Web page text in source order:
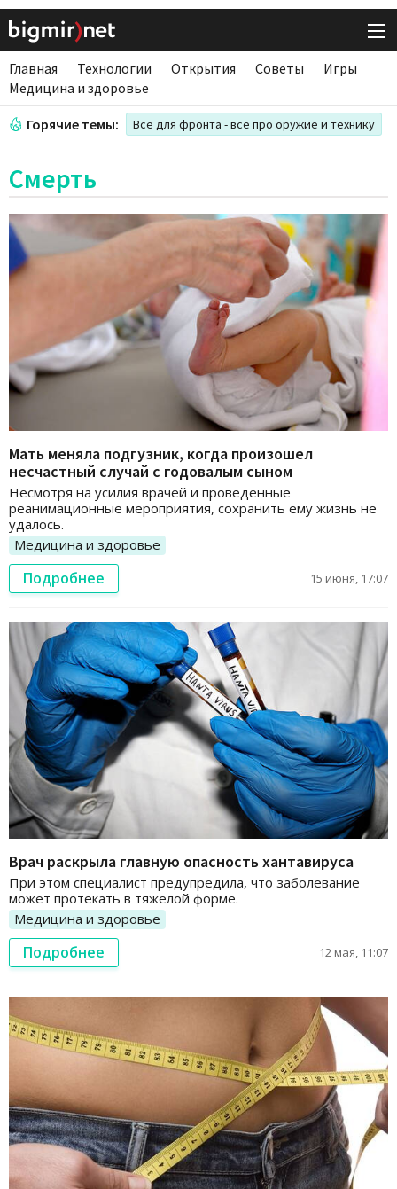
Главная Технологии Открытия Советы
Игры
Медицина и здоровье
Горячие темы: Все для фронта - все про оружие и технику
Смерть
Мать меняла подгузник, когда произошел
несчастный случай с годовалым сыном
Несмотря на усилия врачей и проведенные
реанимационные мероприятия, сохранить ему жизнь не
удалось.
Медицина и здоровье
Подробнее 15 июня, 17:07
Врач раскрыла главную опасность хантавируса
При этом специалист предупредила, что заболевание
может протекать в тяжелой форме.
Медицина и здоровье
Подробнее 12 мая, 11:07